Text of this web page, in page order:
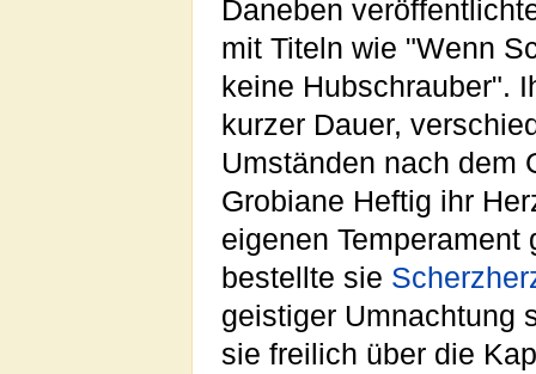
Daneben
mit Titeln wie "Wenn
keine Hubschrauber".
kurzer Dauer,
Umständen nach dem
Grobiane Heftig ihr
eigenen Temperament
bestellte sie
geistiger Umnachtung
sie freilich über die